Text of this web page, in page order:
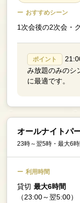
おすすめシーン
1次会後の2次会・
ポイント
み放題のみのシ
に最適です。
オールナイトパ
23時～翌5時・最大6
利用時間
貸切 最大6時間
（23:00～翌5:00）